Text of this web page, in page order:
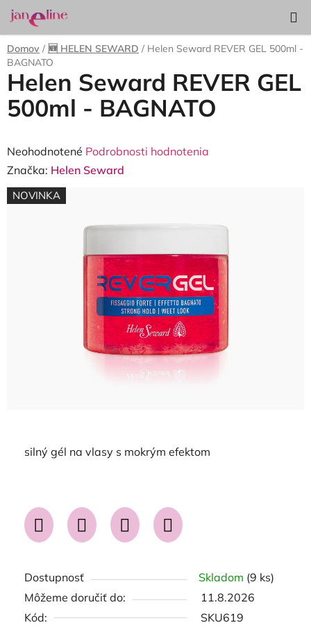
Prejsť
na
obsah
KOŠÍK
Domov / 🆕 HELEN SEWARD / Helen Seward REVER GEL 500ml -
BAGNATO
silný gél na vlasy s mokrým efektom
Dostupnosť Skladom (9 ks)
Môžeme doručiť do:
11.8.2026
Kód:
SKU619
Helen Seward REVER GEL
500ml - BAGNATO
Priemerné
hodnotenie
produktu
je
Neohodnotené Podrobnosti hodnotenia
Značka: Helen Seward
NOVINKA